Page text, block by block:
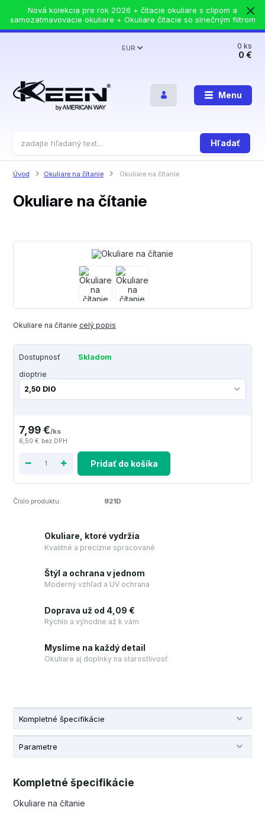
Nová kolekcia pre rok 2026 + čítacie okuliare s clipom a
samozatmavovacie okuliare + Okuliare čítacie so slnečným filtrom
Menu
EUR
Hľadať
0ks
0 €
Úvod Okuliare na čítanie Okuliare na čítanie
Okuliare na čítanie
Okuliare na čítanie celý popis
Dostupnosť
Skladom
dioptrie
7,99 €/ks
6,50 € bez DPH
Pridať do košíka
Číslo produktu: 921D
Okuliare, ktoré vydržia
Kvalitné a precízne spracované
Štýl a ochrana v jednom
Moderný vzhľad a UV ochrana
Doprava už od 4,09 €
Rýchlo a výhodne až k vám
Myslíme na každý detail
Okuliare aj doplnky na starostlivosť
Kompletné špecifikácie
Parametre
Kompletné špecifikácie
Okuliare na čítanie